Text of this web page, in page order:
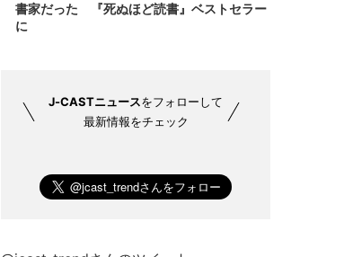
書家だった 『死ぬほど読書』ベストセラー
に
J-CASTニュースをフォローして
最新情報をチェック